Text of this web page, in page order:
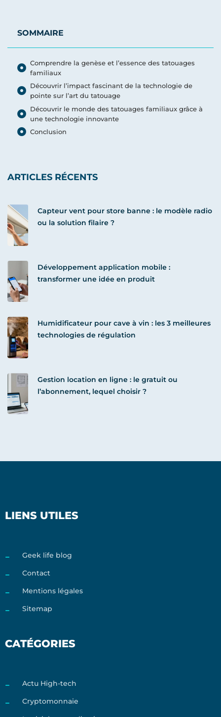
SOMMAIRE
Comprendre la genèse et l’essence des tatouages
familiaux
Découvrir l’impact fascinant de la technologie de
pointe sur l’art du tatouage
Découvrir le monde des tatouages familiaux grâce à
une technologie innovante
Conclusion
ARTICLES RÉCENTS
Capteur vent pour store banne : le modèle radio
ou la solution filaire ?
Développement application mobile :
transformer une idée en produit
Humidificateur pour cave à vin : les 3 meilleures
technologies de régulation
Gestion location en ligne : le gratuit ou
l’abonnement, lequel choisir ?
LIENS UTILES
Geek life blog
Contact
Mentions légales
Sitemap
CATÉGORIES
Actu High-tech
Cryptomonnaie